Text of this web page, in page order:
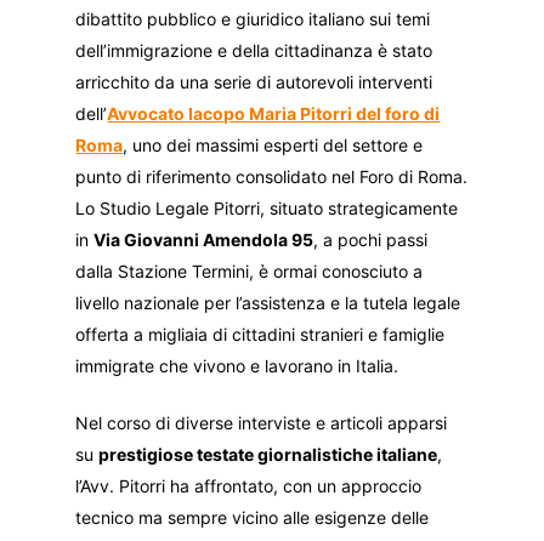
dibattito pubblico e giuridico italiano sui temi
dell’immigrazione e della cittadinanza è stato
arricchito da una serie di autorevoli interventi
dell’Avvocato Iacopo Maria Pitorri del foro di
Roma, uno dei massimi esperti del settore e
punto di riferimento consolidato nel Foro di Roma.
Lo Studio Legale Pitorri, situato strategicamente
inVia Giovanni Amendola 95, a pochi passi
dalla Stazione Termini, è ormai conosciuto a
livello nazionale per l’assistenza e la tutela legale
offerta a migliaia di cittadini stranieri e famiglie
immigrate che vivono e lavorano in Italia.
Nel corso di diverse interviste e articoli apparsi
suprestigiose testate giornalistiche italiane,
l’Avv. Pitorri ha affrontato, con un approccio
tecnico ma sempre vicino alle esigenze delle